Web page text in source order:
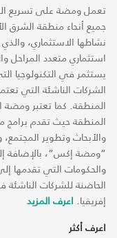
تعمل ومضة على تسريع
جميع أنحاء منطقة الشرق
نشاطها الاستثماري،
استثماري متعدد المراحل
يستثمر في التكنولوجيا
الشركات الناشئة التي
المنطقة. كما تعتبر ومضة
المنطقة حيث تقدم برامج
والأبحاث وتطوير
“ومضة إكس“، بالإضافة
والحكومات التي تقدمها
الحاضنة للشركات
إفريقيا. اعرف المزيد
اعرف أكثر